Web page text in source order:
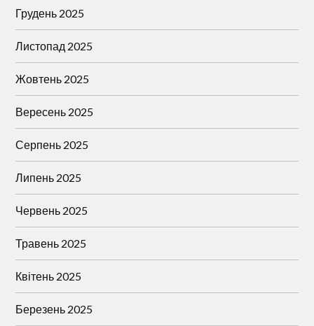
Грудень 2025
Листопад 2025
Жовтень 2025
Вересень 2025
Серпень 2025
Липень 2025
Червень 2025
Травень 2025
Квітень 2025
Березень 2025